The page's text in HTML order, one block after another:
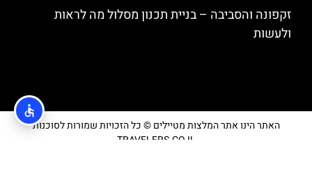
זקפונה והסביבה – בניית תכנון מסלול מה לראות
ולעשות
האתר הינו אתר המלצות מטיילים © כל הזכויות שמורות לסוכנות
TRAVELERS.CO.IL